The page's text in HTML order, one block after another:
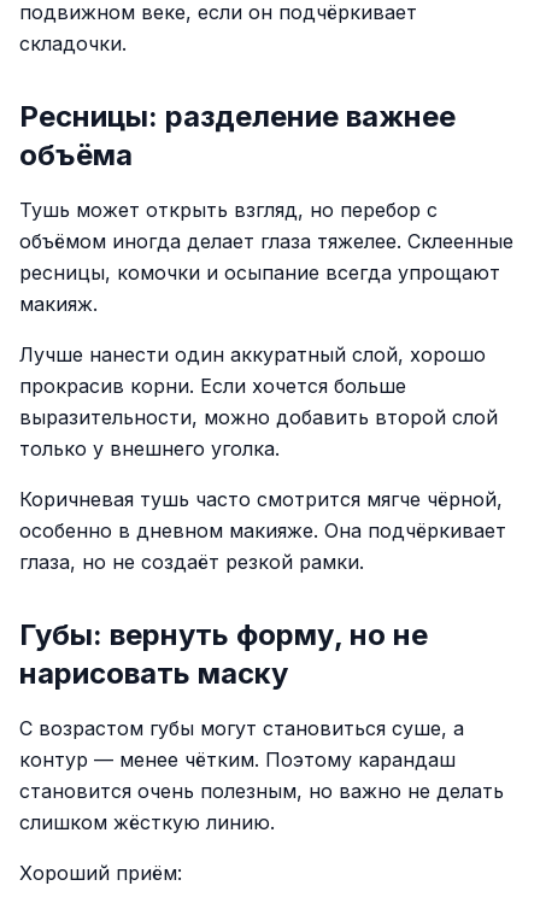
подвижном веке, если он подчёркивает
складочки.
Ресницы: разделение важнее
объёма
Тушь может открыть взгляд, но перебор с
объёмом иногда делает глаза тяжелее. Склеенные
ресницы, комочки и осыпание всегда упрощают
макияж.
Лучше нанести один аккуратный слой, хорошо
прокрасив корни. Если хочется больше
выразительности, можно добавить второй слой
только у внешнего уголка.
Коричневая тушь часто смотрится мягче чёрной,
особенно в дневном макияже. Она подчёркивает
глаза, но не создаёт резкой рамки.
Губы: вернуть форму, но не
нарисовать маску
С возрастом губы могут становиться суше, а
контур — менее чётким. Поэтому карандаш
становится очень полезным, но важно не делать
слишком жёсткую линию.
Хороший приём: